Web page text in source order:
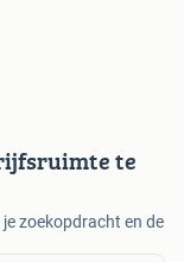
te
zoekopdracht en de